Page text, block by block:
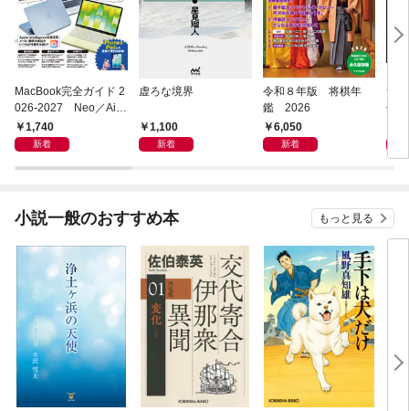
MacBook完全ガイド 2
026-2027 Neo／Air
／Pro対応
1,740
新着
虚ろな境界
1,100
新着
令和８年版 将棋年
鑑 2026
6,050
新着
つ
像
小説一般のおすすめ本 もっと見る